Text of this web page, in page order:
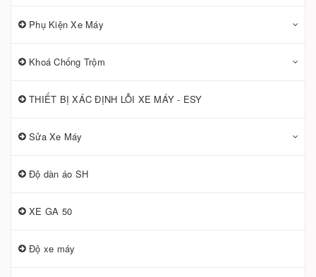
Phụ Kiện Xe Máy
Khoá Chống Trộm
THIẾT BỊ XÁC ĐỊNH LỖI XE MÁY - ESY
Sửa Xe Máy
Độ dàn áo SH
XE GA 50
Độ xe máy